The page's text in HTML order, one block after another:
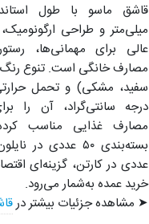
میلی‌متر و طراحی
عالی برای مهمانی‌ها،
مصارف خانگی است. تنوع
درجه سانتی‌گراد، آن را
مصارف غذایی مناسب
عددی در کارتن، گزینه‌ای
خرید عمده به‌شمار می‌رود.
➤ مشاهده جزئیات بیشتر در